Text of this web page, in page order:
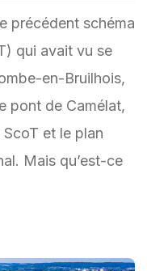
précédent schéma
qui avait vu se
en-Bruilhois,
pont de Camélat,
ScoT et le plan
Mais qu’est-ce